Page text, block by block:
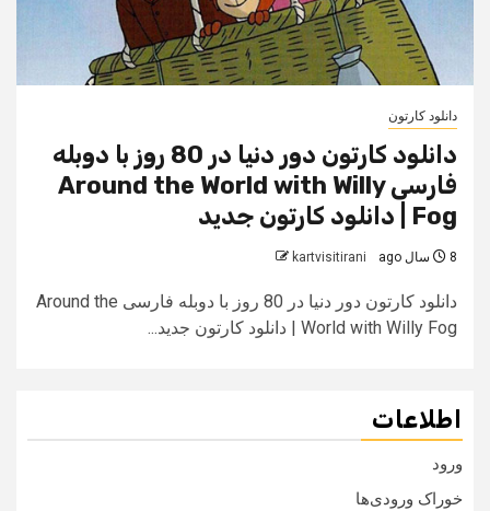
دانلود کارتون
دانلود کارتون دور دنیا در 80 روز با دوبله
فارسی Around the World with Willy
Fog | دانلود کارتون جدید
8 سال ago kartvisitirani
دانلود کارتون دور دنیا در 80 روز با دوبله فارسی Around the
World with Willy Fog | دانلود کارتون جدید...
اطلاعات
ورود
خوراک ورودی‌ها